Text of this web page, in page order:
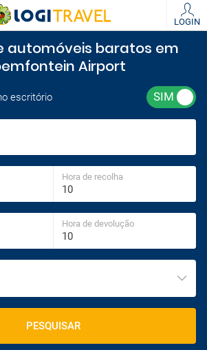
LOGIN
automóveis baratos em
Airport
escritório
Hora de recolha
Hora de devolução
PESQUISAR